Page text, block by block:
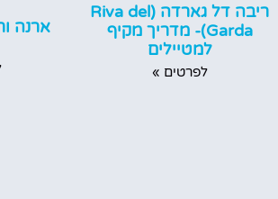
ריבה דל גארדה (Riva del
Garda)- מדריך מקיף
למטיילים
לפרטים »
ארנה